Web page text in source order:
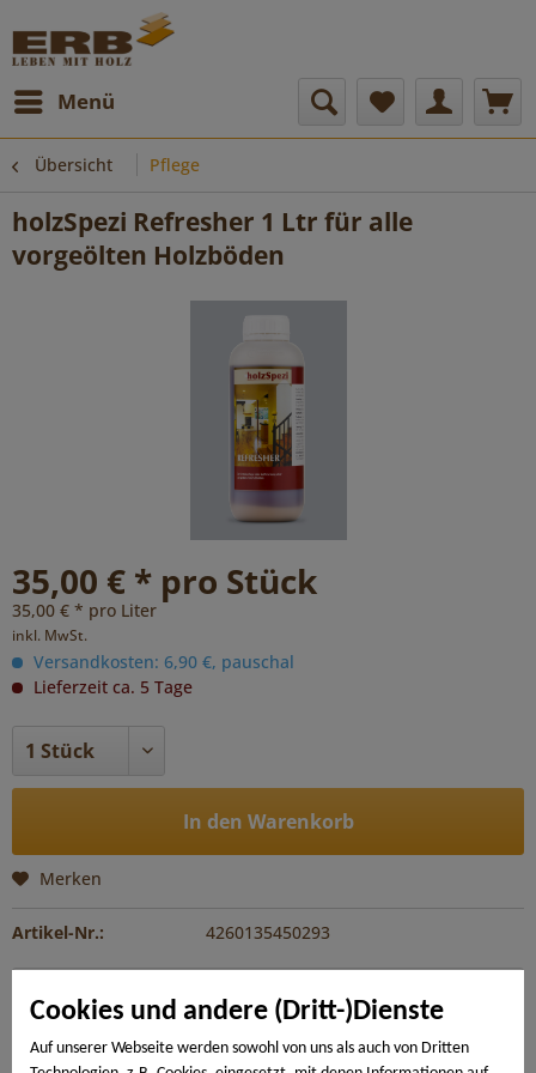
Cookies und andere (Dritt-)Dienste
Auf unserer Webseite werden sowohl von uns als auch von Dritten
Menü
Übersicht Pflege
holzSpezi Refresher 1 Ltr für alle
vorgeölten Holzböden
35,00 € * pro Stück
35,00 € * pro Liter
inkl. MwSt.
Versandkosten: 6,90 €, pauschal
Lieferzeit ca. 5 Tage
In den Warenkorb
Merken
Artikel-Nr.: 4260135450293
Zur Ersteinpflege und Auffrischung aller vorgeölten
Holzböden.mehr